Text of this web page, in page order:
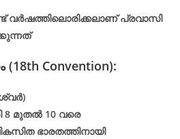
വർഷത്തിലൊരിക്കലാണ് പ്രവാസി
Convention):
8 മുതൽ 10 വരെ
ഭാരതത്തിനായി